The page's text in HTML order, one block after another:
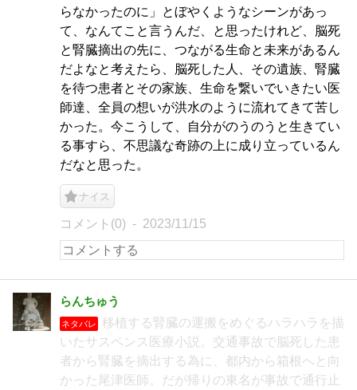
らなかったのに」とぼやくようなシーンがあっ
て、なんてこと言うんだ、と思ったけれど、脳死
と腎臓摘出の先に、つながる生命と未来があるん
だよなと考えたら、脳死した人、その遺族、腎臓
を待つ患者とその家族、生命を繋いでいきたい医
師達、全員の想いが洪水のように流れてきて苦し
かった。今こうして、自分がのうのうと生きてい
る事すら、不思議な奇跡の上に成り立っているん
だなと思った。
ナイス
コメント(0) 2023/11/15
らんちゅう
ネタバレ
移植する腎臓の運搬をめぐるハラハラを描
いたサスペンス医療小説。交通事故で脳死した患
者から腎臓を摘出する為に、都内から箱根へと向
かった尾津医師。だが帰りの東名が事故で通行止